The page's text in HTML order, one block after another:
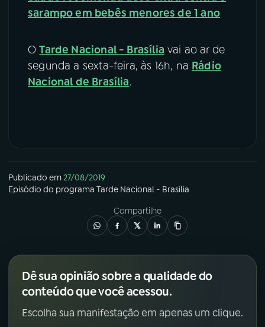
sarampo em bebês menores de 1 ano
OTarde Nacional - Brasília vai ao ar de
segunda a sexta-feira, às 16h, na Rádio
Nacional de Brasília.
Publicado em27/08/2019
Episódio do programa Tarde Nacional - Brasília
Compartilhe
Dê sua opinião sobre a qualidade do
conteúdo que você acessou.
Escolha sua manifestação em apenas um clique.